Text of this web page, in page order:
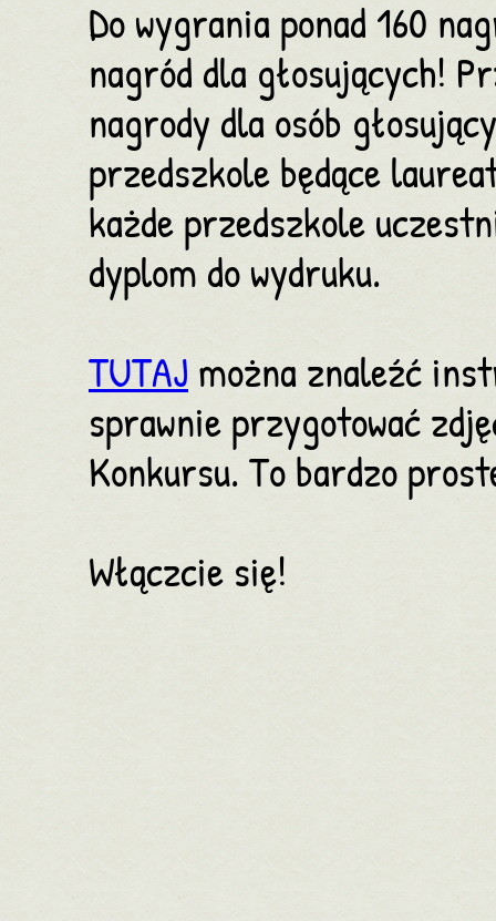
Do wygrania ponad 160
nagród dla głosujących!
nagrody dla osób
przedszkole będące
każde przedszkole
dyplom do wydruku.
TUTAJ można znaleźć
sprawnie przygotować
Konkursu. To bardzo
Włączcie się!